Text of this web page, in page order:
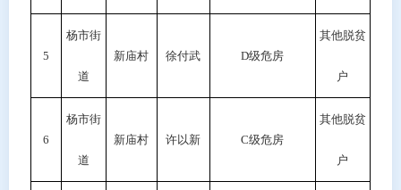
5
杨市街
道
新庙村 徐付武 D级危房
其他脱贫
户
6
杨市街
道
新庙村 许以新 C级危房
其他脱贫
户